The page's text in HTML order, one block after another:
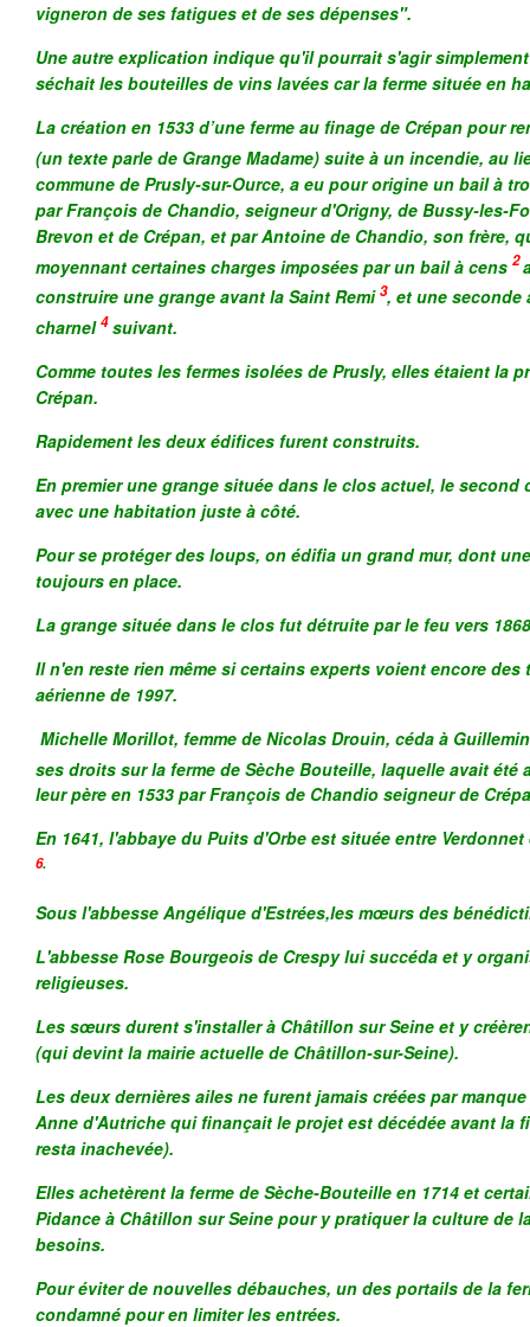
vigneron de ses fatigues et de ses dépenses".
Une autre explication indique qu'il pourrait s'agir
séchait les bouteilles de vins lavées car la ferme située en
La création en 1533 d’une ferme au finage de Crépan pour
(un texte parle de Grange Madame) suite à un incendie, au
commune de Prusly-sur-Ource, a eu pour origine un bail à
par François de Chandio, seigneur d'Origny, de Bussy-les-
Brevon et de Crépan, et par Antoine de Chandio, son frère,
moyennant certaines charges imposées par un bail à cens 2
construire une grange avant la Saint Remi3, et une seconde
charnel4suivant.
Comme toutes les fermes isolées de Prusly, elles étaient la
Crépan.
Rapidement les deux édifices furent construits.
En premier une grange située dans le clos actuel, le second
avec une habitation juste à côté.
Pour se protéger des loups, on édifia un grand mur, dont
toujours en place.
La grange située dans le clos fut détruite par le feu vers
Il n'en reste rien même si certains experts voient encore
aérienne de 1997.
Michelle Morillot, femme de Nicolas Drouin, céda à
ses droits sur la ferme de Sèche Bouteille, laquelle avait été
leur père en 1533 par François de Chandio seigneur de
En 1641, l'abbaye du Puits d'Orbe est située entre
6.
Sous l'abbesse Angélique d'Estrées,les mœurs des
L'abbesse Rose Bourgeois de Crespy lui succéda et y
religieuses.
Les sœurs durent s'installer à Châtillon sur Seine et y
(qui devint la mairie actuelle de Châtillon-sur-Seine).
Les deux dernières ailes ne furent jamais créées par
Anne d'Autriche qui finançait le projet est décédée avant la
resta inachevée).
Elles achetèrent la ferme de Sèche-Bouteille en 1714 et
Pidance à Châtillon sur Seine pour y pratiquer la culture de
besoins.
Pour éviter de nouvelles débauches, un des portails de la
condamné pour en limiter les entrées.